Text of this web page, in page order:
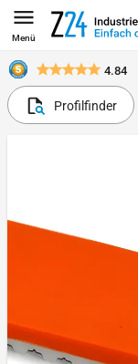
Menü
4.84
Profilfinder